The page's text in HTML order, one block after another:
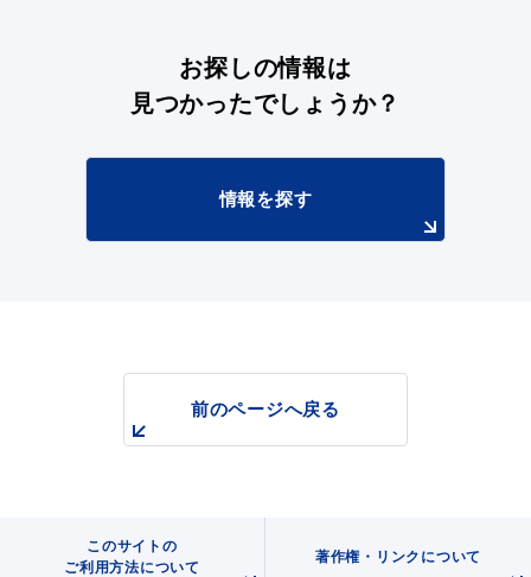
申請書
浜田市観光協会ポータルサイト「はまナビ」
お探しの情報は
見つかったでしょうか？
情報を探す
前のページへ戻る
このサイトの
ご利用方法について
著作権・リンクについて